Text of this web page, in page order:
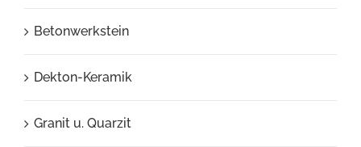
Betonwerkstein
Dekton-Keramik
Granit u. Quarzit